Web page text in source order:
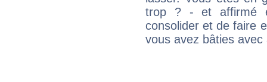
trop ? - et affirmé
consolider et de faire
vous avez bâties avec